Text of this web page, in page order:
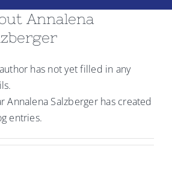
Annalena
has not yet filled in any
Annalena Salzberger has created
entries.